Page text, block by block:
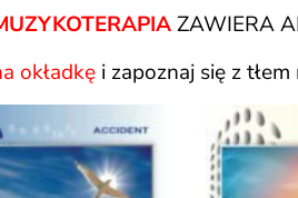
ZAWIERA
okładkęi zapoznaj się z